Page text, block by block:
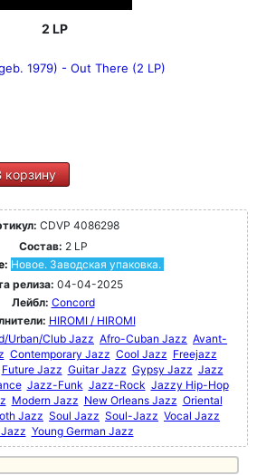
2 LP
1979) - Out There (2 LP)
корзину
CDVP 4086298
Состав: 2 LP
Новое. Заводская упаковка.
релиза: 04-04-2025
Лейбл: Concord
HIROMI / HIROMI
Urban/Club Jazz Afro-Cuban Jazz Avant-
Contemporary Jazz Cool Jazz Freejazz
Future Jazz Guitar Jazz Gypsy Jazz Jazz
Jazz-Funk Jazz-Rock Jazzy Hip-Hop
Modern Jazz New Orleans Jazz Oriental
Jazz Soul Jazz Soul-Jazz Vocal Jazz
Jazz Young German Jazz